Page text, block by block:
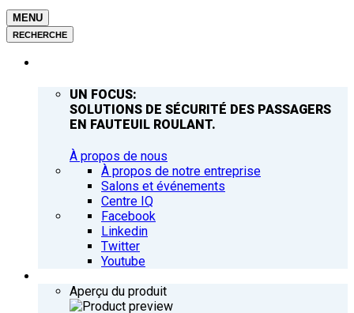
MENU
RECHERCHE
UN FOCUS:
SOLUTIONS DE SÉCURITÉ DES PASSAGERS
EN FAUTEUIL ROULANT.
À propos de nous
À propos de notre entreprise
Salons et événements
Centre IQ
Facebook
Linkedin
Twitter
Youtube
Aperçu du produit